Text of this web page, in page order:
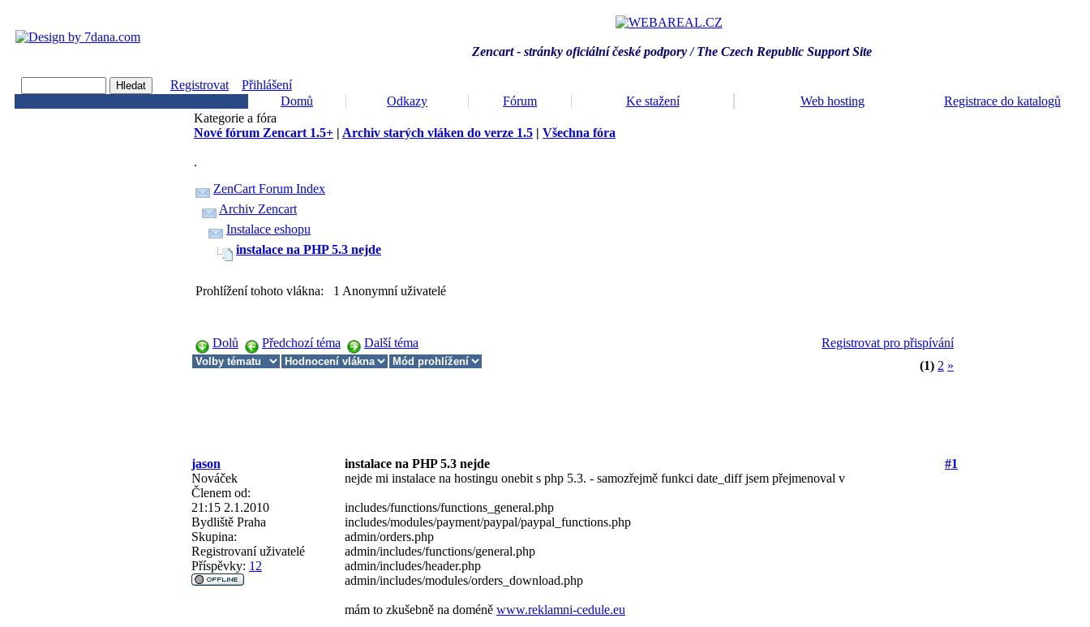
Zencart - stránky oficiální české podpory / The Czech Republic Support Site
Registrovat
Přihlášení
Domů
Odkazy Fórum Ke stažení Web hosting Registrace do katalogů
Kategorie a fóra
Nové fórum Zencart 1.5+ | Archiv starých vláken do verze 1.5 | Všechna fóra
.
ZenCart Forum Index
Archiv Zencart
Instalace eshopu
instalace na PHP 5.3 nejde
Prohlížení tohoto vlákna: 1 Anonymní uživatelé
Dolů Předchozí téma Další téma
Registrovat pro přispívání
(1) 2 »
jason instalace na PHP 5.3 nejde
#1
Nováček
Členem od:
21:15 2.1.2010
Bydliště Praha
Skupina:
Registrovaní uživatelé
Příspěvky: 12
nejde mi instalace na hostingu onebit s php 5.3. - samozřejmě funkci date_diff jsem přejmenoval v
includes/functions/functions_general.php
includes/modules/payment/paypal/paypal_functions.php
admin/orders.php
admin/includes/functions/general.php
admin/includes/header.php
admin/includes/modules/orders_download.php
mám to zkušebně na doméně www.reklamni-cedule.eu